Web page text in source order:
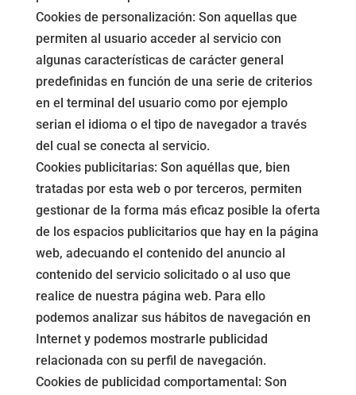
Cookies de personalización: Son aquellas que
permiten al usuario acceder al servicio con
algunas características de carácter general
predefinidas en función de una serie de criterios
en el terminal del usuario como por ejemplo
serian el idioma o el tipo de navegador a través
del cual se conecta al servicio.
Cookies publicitarias: Son aquéllas que, bien
tratadas por esta web o por terceros, permiten
gestionar de la forma más eficaz posible la oferta
de los espacios publicitarios que hay en la página
web, adecuando el contenido del anuncio al
contenido del servicio solicitado o al uso que
realice de nuestra página web. Para ello
podemos analizar sus hábitos de navegación en
Internet y podemos mostrarle publicidad
relacionada con su perfil de navegación.
Cookies de publicidad comportamental: Son